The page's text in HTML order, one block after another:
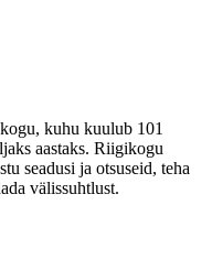
kuhu kuulub 101
aastaks. Riigikogu
seadusi ja otsuseid, teha
välissuhtlust.